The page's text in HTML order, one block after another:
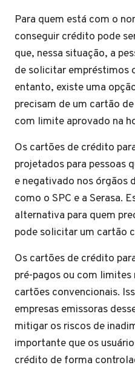
Para quem está com o
conseguir crédito pode
que, nessa situação, a
de solicitar empréstimos
entanto, existe uma
precisam de um cartão
com limite aprovado na
Os cartões de crédito
projetados para pessoas
e negativado nos órgãos
como o SPC e a Serasa.
alternativa para quem
pode solicitar um cartão
Os cartões de crédito
pré-pagos ou com limites
cartões convencionais.
empresas emissoras
mitigar os riscos de
importante que os
crédito de forma